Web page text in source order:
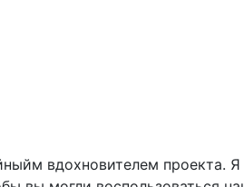
вдохновителем проекта.